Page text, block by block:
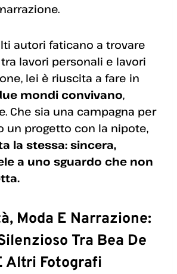
autori faticano a trovare
lavori personali e lavori
lei è riuscita a fare in
mondi convivano,
Che sia una campagna per
un progetto con la nipote,
la stessa: sincera,
a uno sguardo che non
Moda E Narrazione:
Tra Bea De
Altri Fotografi